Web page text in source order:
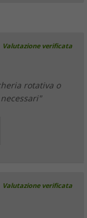
Valutazione verificata
rotativa o
Valutazione verificata